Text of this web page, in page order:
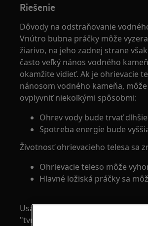
Riešenie
Dôvody na odstraňovanie
Vnútro bubna práčky môže
žiarivo, na jeho zadnej strane
často veľký nános vodného
okamžite vidieť. Ak je ohrievacie
nánosom vodného kameňa,
ovplyvniť niekoľkými spôsobmi:
Ohrev vody bude trvať
Spotreba energie bude
Životnosť ohrievacieho telesa sa
Ohrievacie teleso môže
Hlavné ložiská práčky sa
Usadzovanie vodného kameňa je
"tvrdosťou" vody. Čím tvrdšia